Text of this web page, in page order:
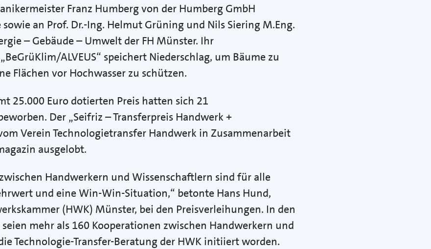
Franz Humberg von der Humberg GmbH
an Prof. Dr.-Ing. Helmut Grüning und Nils Siering M.Eng.
– Gebäude – Umwelt der FH Münster. Ihr
ALVEUS“ speichert Niederschlag, um Bäume zu
Flächen vor Hochwasser zu schützen.
25.000 Euro dotierten Preis hatten sich 21
Der „Seifriz – Transferpreis Handwerk +
Verein Technologietransfer Handwerk in Zusammenarbeit
ausgelobt.
Handwerkern und Wissenschaftlern sind für alle
und eine Win-Win-Situation,“ betonte Hans Hund,
(HWK) Münster, bei den Preisverleihungen. In den
mehr als 160 Kooperationen zwischen Handwerkern und
Technologie-Transfer-Beratung der HWK initiiert worden.